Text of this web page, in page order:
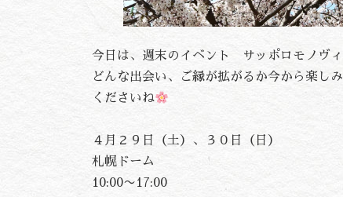
今日は、週末のイベント サッポロモノヴィ
どんな出会い、ご縁が拡がるか今から楽し
くださいね
４月２９日（土）、３０日（日）
札幌ドーム
10:00〜17:00